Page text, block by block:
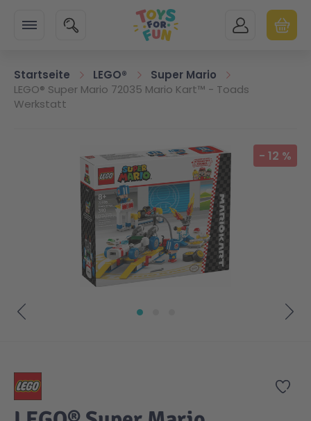
SUCHE MEIN KONTO
Startseite LEGO®
Super Mario
LEGO® Super Mario 72035 Mario Kart™ - Toads
Werkstatt
Zum Ende der Bildgalerie springen - 12 %
Zur